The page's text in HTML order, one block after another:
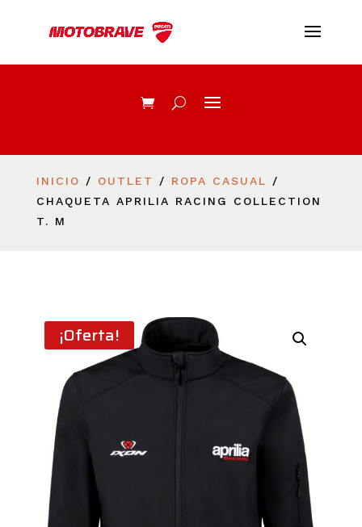
INICIO / OUTLET / ROPA CASUAL
/
CHAQUETA APRILIA RACING COLLECTION
T. M
¡Oferta!